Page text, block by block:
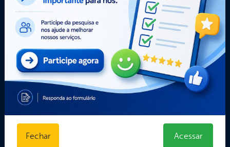
Despesas
Diárias
Estrutura
Inicio
LGPD e Governo
Digital
Licitações e
Contratos
Estatísticas
Formulários
Prazos e
autoridades
Sic Físico
Solicitar
Recurso
Solicitar um
Fechar Acessar